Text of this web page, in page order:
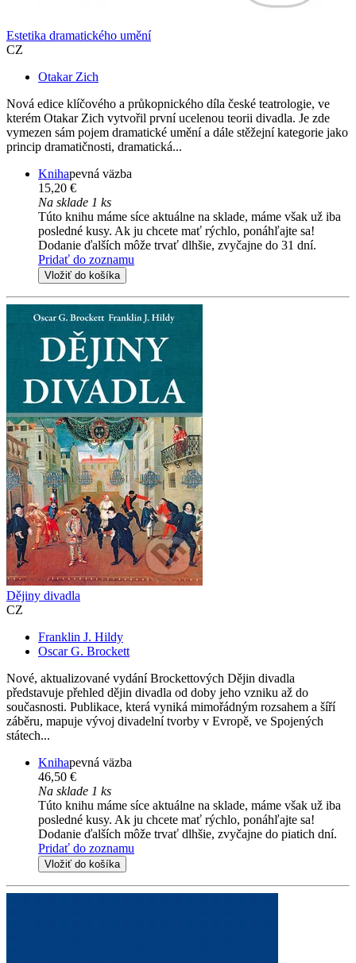
Estetika dramatického umění
CZ
Otakar Zich
Nová edice klíčového a průkopnického díla české teatrologie, ve
kterém Otakar Zich vytvořil první ucelenou teorii divadla. Je zde
vymezen sám pojem dramatické umění a dále stěžejní kategorie jako
princip dramatičnosti, dramatická...
Knihapevná väzba
15,20 €
Na sklade 1 ks
Túto knihu máme síce aktuálne na sklade, máme však už iba
posledné kusy. Ak ju chcete mať rýchlo, ponáhľajte sa!
Dodanie ďalších môže trvať dlhšie, zvyčajne do 31 dní.
Pridať do zoznamu
Vložiť do košíka
Dějiny divadla
CZ
Franklin J. Hildy
Oscar G. Brockett
Nové, aktualizované vydání Brockettových Dějin divadla
představuje přehled dějin divadla od doby jeho vzniku až do
současnosti. Publikace, která vyniká mimořádným rozsahem a šíří
záběru, mapuje vývoj divadelní tvorby v Evropě, ve Spojených
státech...
Knihapevná väzba
46,50 €
Na sklade 1 ks
Túto knihu máme síce aktuálne na sklade, máme však už iba
posledné kusy. Ak ju chcete mať rýchlo, ponáhľajte sa!
Dodanie ďalších môže trvať dlhšie, zvyčajne do piatich dní.
Pridať do zoznamu
Vložiť do košíka